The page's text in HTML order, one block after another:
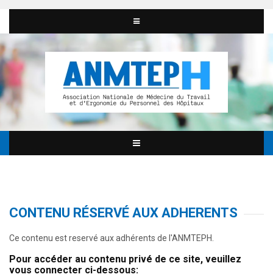
CONTENU RÉSERVÉ AUX ADHERENTS
Ce contenu est reservé aux adhérents de l'ANMTEPH.
Pour accéder au contenu privé de ce site, veuillez
vous connecter ci-dessous: